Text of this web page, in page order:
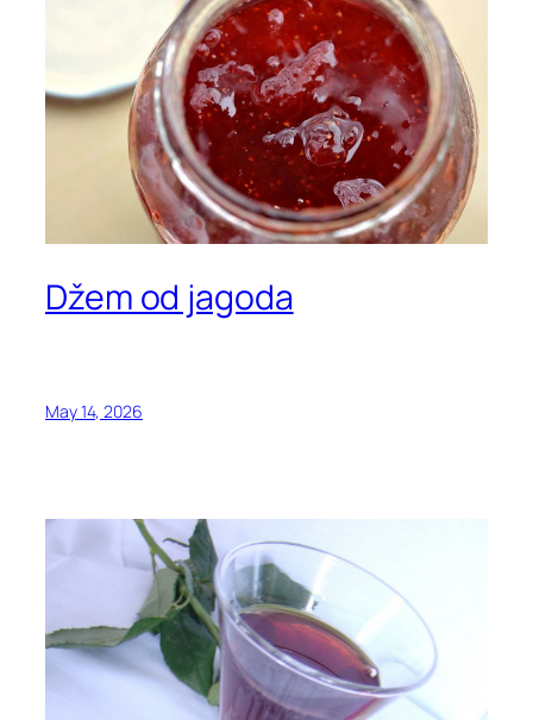
Džem od jagoda
May 14, 2026